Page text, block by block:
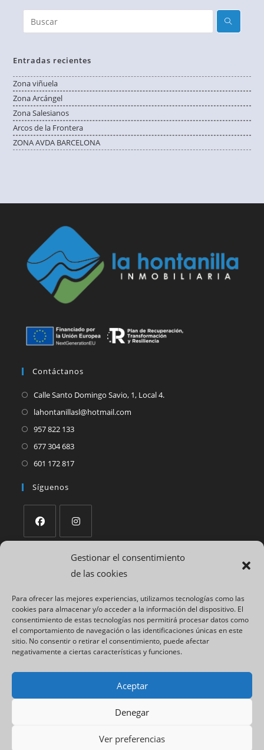
Gestionar el consentimiento
de las cookies
Para ofrecer las mejores experiencias, utilizamos tecnologías como las
cookies para almacenar y/o acceder a la información del dispositivo. El
consentimiento de estas tecnologías nos permitirá procesar datos como
el comportamiento de navegación o las identificaciones únicas en este
sitio. No consentir o retirar el consentimiento, puede afectar
negativamente a ciertas características y funciones.
Aceptar
Denegar
Ver preferencias
Entradas recientes
Zona viñuela
Zona Arcángel
Zona Salesianos
Arcos de la Frontera
ZONA AVDA BARCELONA
Contáctanos
Calle Santo Domingo Savio, 1, Local 4.
lahontanillasl@hotmail.com
957 822 133
677 304 683
601 172 817
Síguenos
Política de privacidad
Política de cookies
Declaración de accesibilidad
2026 © Inmobiliaria La Hontanilla